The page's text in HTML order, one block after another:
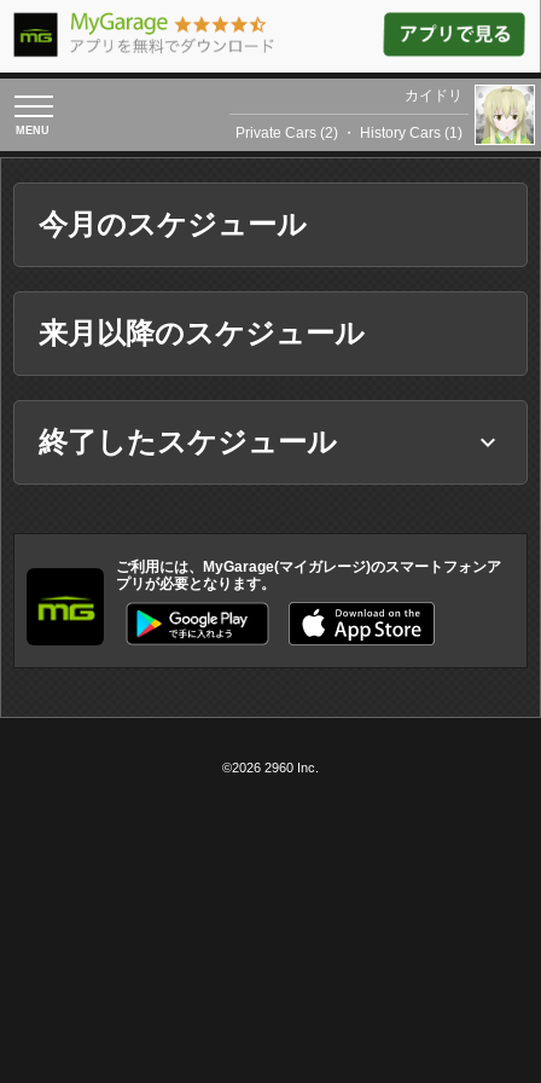
toggle
navigation
カイドリ
Private Cars (2) ・ History Cars (1)
今月のスケジュール
来月以降のスケジュール
終了したスケジュール keyboard_arrow_down
ご利用には、MyGarage(マイガレージ)のスマートフォンア
プリが必要となります。
©2026 2960 Inc.